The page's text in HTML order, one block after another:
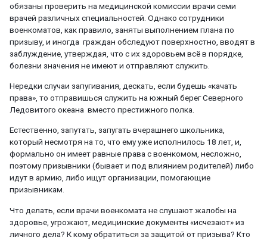
обязаны проверить на медицинской комиссии врачи семи
врачей различных специальностей. Однако сотрудники
военкоматов, как правило, заняты выполнением плана по
призыву, и иногда граждан обследуют поверхностно, вводят в
заблуждение, утверждая, что с их здоровьем всё в порядке,
болезни значения не имеют и отправляют служить.
Нередки случаи запугивания, дескать, если будешь «качать
права», то отправишься служить на южный берег Северного
Ледовитого океана вместо престижного полка.
Естественно, запутать, запугать вчерашнего школьника,
который несмотря на то, что ему уже исполнилось 18 лет, и,
формально он имеет равные права с военкомом, несложно,
поэтому призывники (бывает и под влиянием родителей) либо
идут в армию, либо ищут организации, помогающие
призывникам.
Что делать, если врачи военкомата не слушают жалобы на
здоровье, угрожают, медицинские документы «исчезают» из
личного дела? К кому обратиться за защитой от призыва? Кто